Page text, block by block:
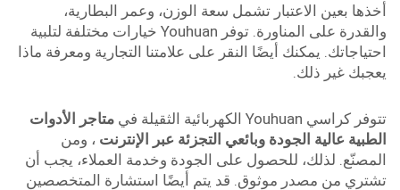
أخذها بعين الاعتبار تشمل سعة الوزن، وعمر البطارية،
والقدرة على المناورة. توفر Youhuan خيارات مختلفة لتلبية
احتياجاتك. يمكنك أيضًا النقر على علامتنا التجارية ومعرفة ماذا
يعجبك غير ذلك.
تتوفر كراسي Youhuan الكهربائية الثقيلة في
متاجر الأدوات
الطبية عالية الجودة وبائعي التجزئة عبر الإنترنت ، ومن
المصنّع. لذلك، للحصول على الجودة وخدمة العملاء، يجب أن
تشتري من مصدر موثوق. قد يتم أيضًا استشارة المتخصصين